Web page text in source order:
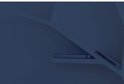
Newsletter
biblioteki